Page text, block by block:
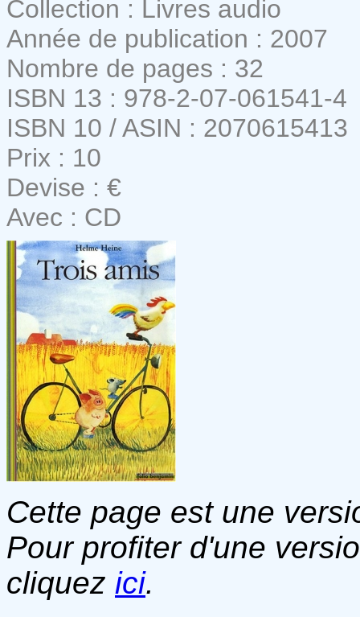
Collection : Livres audio
Année de publication : 2007
Nombre de pages : 32
ISBN 13 : 978-2-07-061541-4
ISBN 10 / ASIN : 2070615413
Prix : 10
Devise : €
Avec : CD
Cette page est une
Pour profiter d'une
cliquez ici.